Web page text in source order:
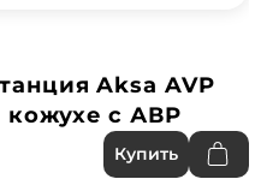
Aksa AVP
с АВР
Купить